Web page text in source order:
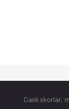
Canlı skorlar,